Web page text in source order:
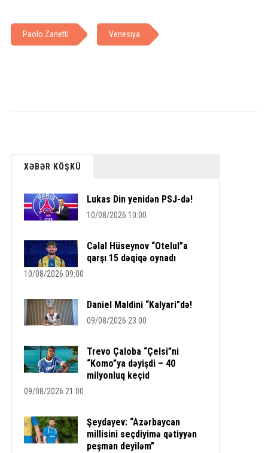
Paolo Zanetti Venesiya
XƏBƏR KÖŞKÜ
Lukas Din yenidən PSJ-də!
10/08/2026 10:00
Cəlal Hüseynov “Otelul”a
qarşı 15 dəqiqə oynadı
10/08/2026 09:00
Daniel Maldini “Kalyari”də!
09/08/2026 23:00
Trevo Çaloba “Çelsi”ni
“Komo”ya dəyişdi – 40
milyonluq keçid
09/08/2026 21:00
Şeydayev: “Azərbaycan
millisini seçdiyimə qətiyyən
peşman deyiləm”